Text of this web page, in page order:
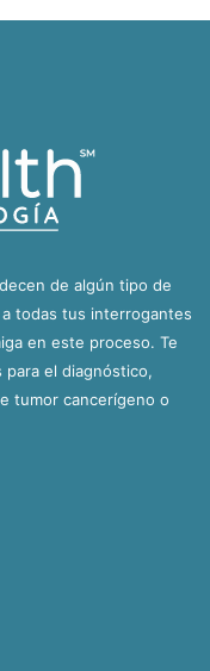
de algún tipo de
todas tus interrogantes
en este proceso. Te
el diagnóstico,
tumor cancerígeno o